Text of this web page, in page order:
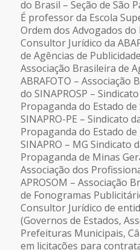
do Brasil – Seção de São
É professor da Escola
Ordem dos Advogados do
Consultor Jurídico da
de Agências de
Associação Brasileira de
ABRAFOTO – Associação
do SINAPROSP –
Propaganda do Estado
SINAPRO-PE – Sindicato
Propaganda do Estado
SINAPRO – MG Sindicato
Propaganda de Minas
Associação dos
APROSOM – Associação
de Fonogramas
Consultor Jurídico de
(Governos de Estados,
Prefeituras Municipais,
em licitações para